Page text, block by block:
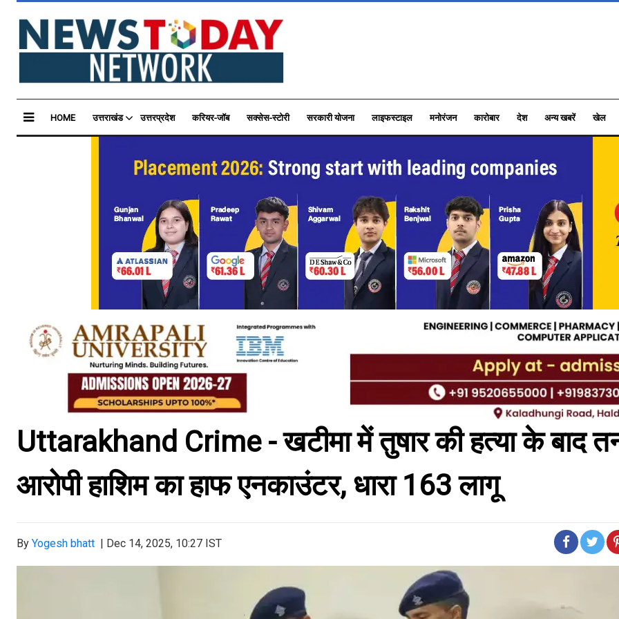
HOME उत्तराखंड उत्तरप्रदेश करियर-जॉब सक्सेस-स्टोरी सरकारी योजना लाइफस्टाइल मनोरंजन कारोबार देश अन्य खबरें खेल
Uttarakhand Crime - खटीमा में तुषार की हत्या के बाद
आरोपी हाशिम का हाफ एनकाउंटर, धारा 163 लागू
By Yogesh bhatt | Dec 14, 2025, 10:27 IST